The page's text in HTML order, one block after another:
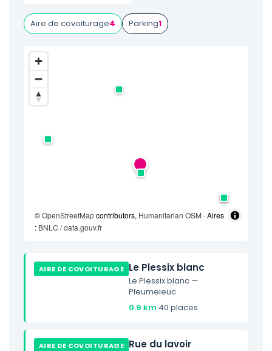
Aire de covoiturage4 Parking1
©OpenStreetMapcontributors, Humanitarian OSM · Aires
: BNLC / data.gouv.fr
AIRE DE COVOITURAGE Le Plessix blanc
Le Plessix blanc —
Pleumeleuc
0.9 km·40 places
AIRE DE COVOITURAGE Rue du lavoir